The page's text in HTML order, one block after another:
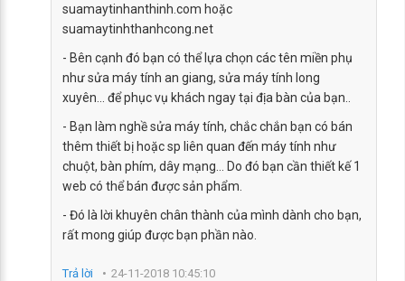
suamaytinhanthinh.com hoặc
suamaytinhthanhcong.net
- Bên cạnh đó bạn có thể lựa chọn các tên miền phụ
như sửa máy tính an giang, sửa máy tính long
xuyên... để phục vụ khách ngay tại địa bàn của bạn..
- Bạn làm nghề sửa máy tính, chắc chắn bạn có bán
thêm thiết bị hoặc sp liên quan đến máy tính như
chuột, bàn phím, dây mạng... Do đó bạn cần thiết kế 1
web có thể bán được sản phẩm.
- Đó là lời khuyên chân thành của mình dành cho bạn,
rất mong giúp được bạn phần nào.
Trả lời 24-11-2018 10:45:10